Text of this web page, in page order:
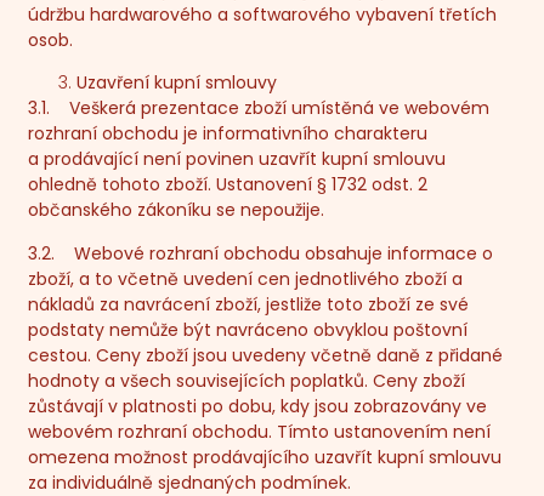
údržbu hardwarového a softwarového vybavení třetích
osob.
Uzavření kupní smlouvy
3.1. Veškerá prezentace zboží umístěná ve webovém
rozhraní obchodu je informativního charakteru
a prodávající není povinen uzavřít kupní smlouvu
ohledně tohoto zboží. Ustanovení § 1732 odst. 2
občanského zákoníku se nepoužije.
3.2. Webové rozhraní obchodu obsahuje informace o
zboží, a to včetně uvedení cen jednotlivého zboží a
nákladů za navrácení zboží, jestliže toto zboží ze své
podstaty nemůže být navráceno obvyklou poštovní
cestou. Ceny zboží jsou uvedeny včetně daně z přidané
hodnoty a všech souvisejících poplatků. Ceny zboží
zůstávají v platnosti po dobu, kdy jsou zobrazovány ve
webovém rozhraní obchodu. Tímto ustanovením není
omezena možnost prodávajícího uzavřít kupní smlouvu
za individuálně sjednaných podmínek.